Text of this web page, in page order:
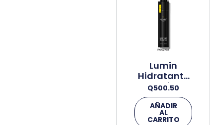
Lumin
Hidratante
Super Ligera
50ml Crema
Q500.50
AÑADIR
AL
CARRITO